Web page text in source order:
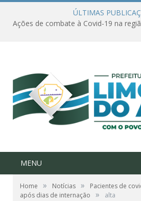
ÚLTIMAS
MENU
Home » Notícias »
Pacientes de
após dias de internação
» alta